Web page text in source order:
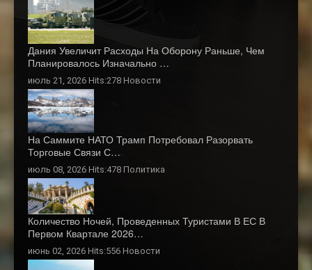
Дания Увеличит Расходы На Оборону Раньше, Чем
Планировалось Изначально …
июль 21, 2026 Hits:278 Новости
На Саммите НАТО Трамп Потребовал Разорвать
Торговые Связи С…
июль 08, 2026 Hits:478 Политика
Количество Ночей, Проведенных Туристами В ЕС В
Первом Квартале 2026…
июнь 02, 2026 Hits:556 Новости